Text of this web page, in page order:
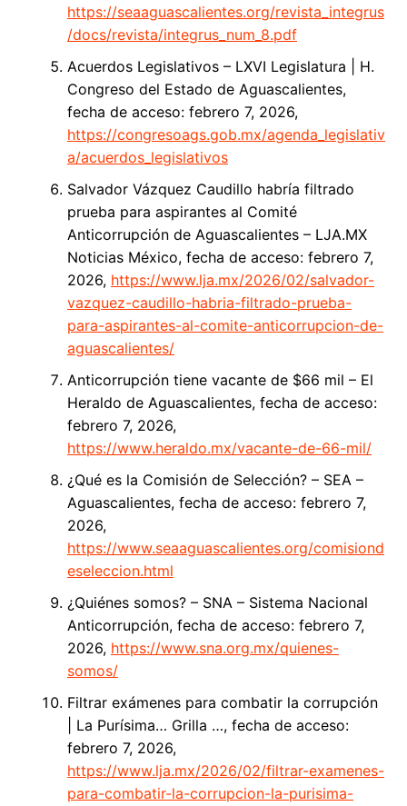
https://seaaguascalientes.org/revista_integrus
/docs/revista/integrus_num_8.pdf
Acuerdos Legislativos – LXVI Legislatura | H.
Congreso del Estado de Aguascalientes,
fecha de acceso: febrero 7, 2026,
https://congresoags.gob.mx/agenda_legislativ
a/acuerdos_legislativos
Salvador Vázquez Caudillo habría filtrado
prueba para aspirantes al Comité
Anticorrupción de Aguascalientes – LJA.MX
Noticias México, fecha de acceso: febrero 7,
2026, https://www.lja.mx/2026/02/salvador-
vazquez-caudillo-habria-filtrado-prueba-
para-aspirantes-al-comite-anticorrupcion-de-
aguascalientes/
Anticorrupción tiene vacante de $66 mil – El
Heraldo de Aguascalientes, fecha de acceso:
febrero 7, 2026,
https://www.heraldo.mx/vacante-de-66-mil/
¿Qué es la Comisión de Selección? – SEA –
Aguascalientes, fecha de acceso: febrero 7,
2026,
https://www.seaaguascalientes.org/comisiond
eseleccion.html
¿Quiénes somos? – SNA – Sistema Nacional
Anticorrupción, fecha de acceso: febrero 7,
2026, https://www.sna.org.mx/quienes-
somos/
Filtrar exámenes para combatir la corrupción
| La Purísima… Grilla …, fecha de acceso:
febrero 7, 2026,
https://www.lja.mx/2026/02/filtrar-examenes-
para-combatir-la-corrupcion-la-purisima-